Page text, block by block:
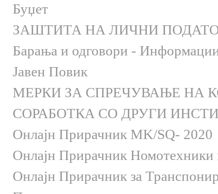
Буџет
ЗАШТИТА НА ЛИЧНИ
Барања и одговори - Информации
Јавен Повик
МЕРКИ ЗА СПРЕЧУВАЊЕ НА
СОРАБОТКА СО ДРУГИ
Онлaјн Прирачник MK/SQ- 2020
Онлаjн Прирачник Номотехники
Онлаjн Прирачник за